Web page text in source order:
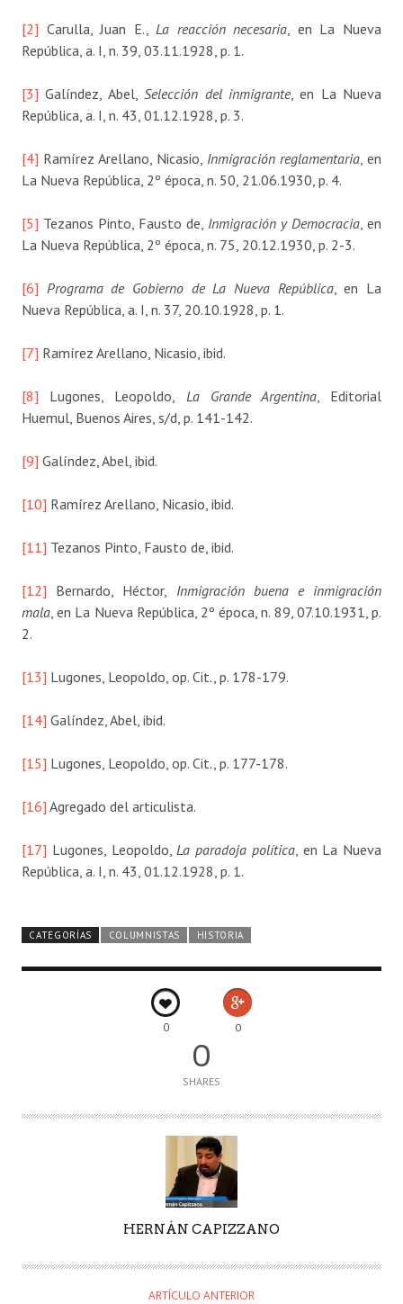
[2] Carulla, Juan E., La reacción necesaria , en La Nueva
República, a. I, n. 39, 03.11.1928, p. 1.
[3] Galíndez, Abel,Selección del inmigrante, en La Nueva
República, a. I, n. 43, 01.12.1928, p. 3.
[4] Ramírez Arellano, Nicasio, Inmigración reglamentaria , en
La Nueva República, 2º época, n. 50, 21.06.1930, p. 4.
[5] Tezanos Pinto, Fausto de, Inmigración y Democracia , en
La Nueva República, 2º época, n. 75, 20.12.1930, p. 2-3.
[6] Programa de Gobierno de La Nueva República, en La
Nueva República, a. I, n. 37, 20.10.1928, p. 1.
[7] Ramírez Arellano, Nicasio, ibid.
[8] Lugones, Leopoldo, La GrandeArgentina, Editorial
Huemul, Buenos Aires, s/d, p. 141-142.
[9] Galíndez, Abel, ibid.
[10] Ramírez Arellano, Nicasio, ibid.
[11] Tezanos Pinto, Fausto de, ibid.
[12] Bernardo, Héctor, Inmigración buena e inmigración
mala , en La Nueva República, 2º época, n. 89, 07.10.1931, p.
2.
[13] Lugones, Leopoldo, op. Cit., p. 178-179.
[14] Galíndez, Abel, ibid.
[15] Lugones, Leopoldo, op. Cit., p. 177-178.
[16] Agregado del articulista.
[17] Lugones, Leopoldo, La paradoja política, en La Nueva
República, a. I, n. 43, 01.12.1928, p. 1.
CATEGORÍAS COLUMNISTAS HISTORIA
0 0
0
SHARES
HERNÁN CAPIZZANO
ARTÍCULO ANTERIOR